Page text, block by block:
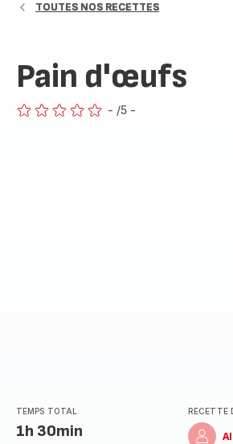
TOUTES NOS RECETTES
Pain d'œufs
- /5 -
TEMPS TOTAL
1h 30min
RECETTE